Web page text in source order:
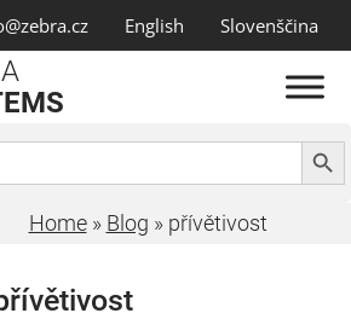
English Slovenščina
Search
Home» Blog » přívětivost